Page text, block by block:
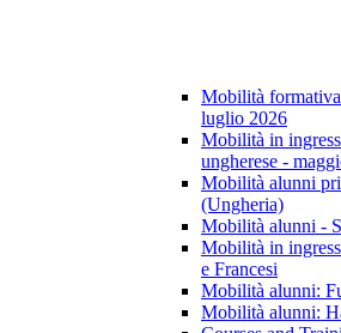
Mobilità
luglio 2026
Mobilità in
ungherese -
Mobilità alunni
(Ungheria)
Mobilità alunni -
Mobilità in
e Francesi
Mobilità alunni:
Mobilità alunni: